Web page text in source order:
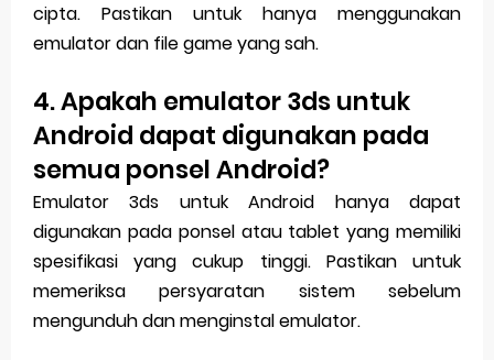
cipta. Pastikan untuk hanya menggunakan
emulator dan file game yang sah.
4. Apakah emulator 3ds untuk
Android dapat digunakan pada
semua ponsel Android?
Emulator 3ds untuk Android hanya dapat
digunakan pada ponsel atau tablet yang memiliki
spesifikasi yang cukup tinggi. Pastikan untuk
memeriksa persyaratan sistem sebelum
mengunduh dan menginstal emulator.